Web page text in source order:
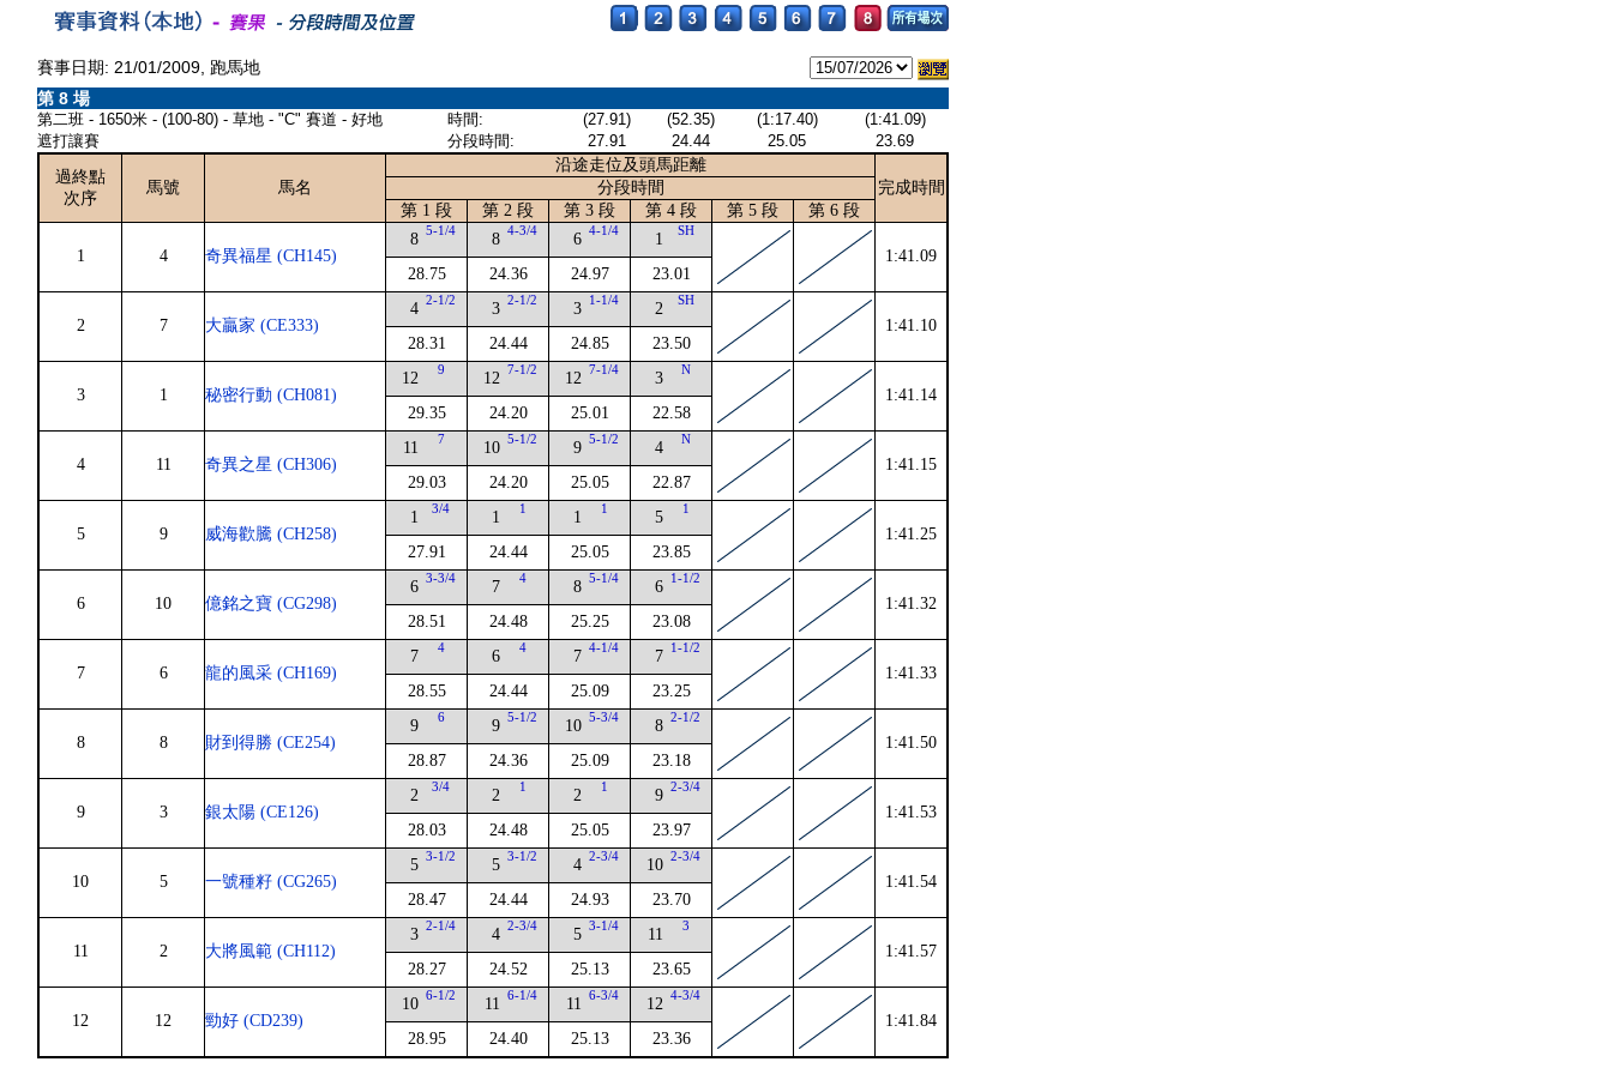
賽事日期: 21/01/2009, 跑馬地
第 8 場
第二班 - 1650米 - (100-80) - 草地 - "C" 賽道 - 好地
遮打讓賽
時間: (27.91) (52.35) (1:17.40)
(1:41.09)
分段時間:
27.91 24.44 25.05
23.69
過終點
次序
馬號 馬名
沿途走位及頭馬距離
完成時間
分段時間
第 1 段
第 2 段 第 3 段 第 4 段 第 5 段 第 6 段
1 4 奇異福星 (CH145)
8 5-1/4
28.75
8 4-3/4
24.36
6 4-1/4
24.97
1 SH
23.01
1:41.09
2 7 大贏家 (CE333)
4 2-1/2
28.31
3 2-1/2
24.44
3 1-1/4
24.85
2 SH
23.50
1:41.10
3 1 秘密行動 (CH081)
12 9
29.35
12 7-1/2
24.20
12 7-1/4
25.01
3 N
22.58
1:41.14
4 11 奇異之星 (CH306)
11 7
29.03
10 5-1/2
24.20
9 5-1/2
25.05
4 N
22.87
1:41.15
5 9 威海歡騰 (CH258)
1 3/4
27.91
1 1
24.44
1 1
25.05
5 1
23.85
1:41.25
6 10 億銘之寶 (CG298)
6 3-3/4
28.51
7 4
24.48
8 5-1/4
25.25
6 1-1/2
23.08
1:41.32
7 6 龍的風采 (CH169)
7 4
28.55
6 4
24.44
7 4-1/4
25.09
7 1-1/2
23.25
1:41.33
8 8 財到得勝 (CE254)
9 6
28.87
9 5-1/2
24.36
10 5-3/4
25.09
8 2-1/2
23.18
1:41.50
9 3 銀太陽 (CE126)
2 3/4
28.03
2 1
24.48
2 1
25.05
9 2-3/4
23.97
1:41.53
10 5 一號種籽 (CG265)
5 3-1/2
28.47
5 3-1/2
24.44
4 2-3/4
24.93
10 2-3/4
23.70
1:41.54
11 2 大將風範 (CH112)
3 2-1/4
28.27
4 2-3/4
24.52
5 3-1/4
25.13
11 3
23.65
1:41.57
12 12 勁好 (CD239)
10 6-1/2
28.95
11 6-1/4
24.40
11 6-3/4
25.13
12 4-3/4
23.36
1:41.84